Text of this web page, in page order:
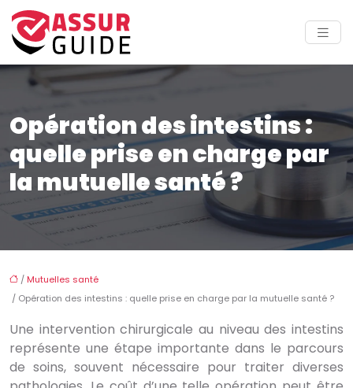
Opération des intestins :
quelle prise en charge par
la mutuelle santé ?
/ Mutuelles santé
/ Opération des intestins : quelle prise en charge par la mutuelle santé ?
Une intervention chirurgicale au niveau des intestins
représente une étape importante dans le parcours
de soins, souvent nécessaire pour traiter diverses